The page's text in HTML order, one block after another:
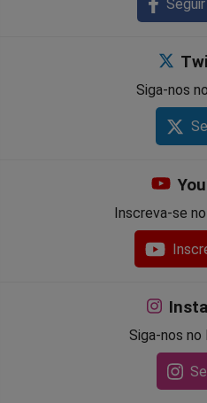
Siga-nos
Inscreva-se
Siga-nos no